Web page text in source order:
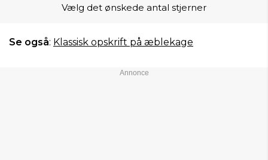
Vælg det ønskede antal stjerner
Se også: Klassisk opskrift på æblekage